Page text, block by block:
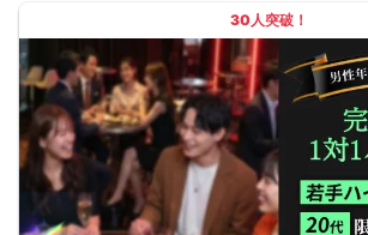
アルコール/ソフトドリンク付き
30人突破！